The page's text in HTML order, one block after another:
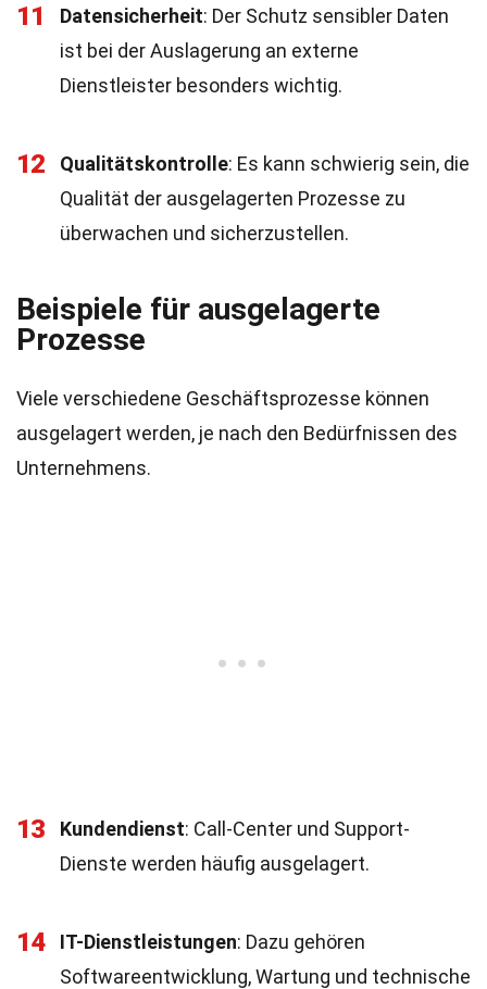
11 Datensicherheit: Der Schutz sensibler Daten
ist bei der Auslagerung an externe
Dienstleister besonders wichtig.
12 Qualitätskontrolle: Es kann schwierig sein, die
Qualität der ausgelagerten Prozesse zu
überwachen und sicherzustellen.
Beispiele für ausgelagerte
Prozesse
Viele verschiedene Geschäftsprozesse können
ausgelagert werden, je nach den Bedürfnissen des
Unternehmens.
13 Kundendienst: Call-Center und Support-
Dienste werden häufig ausgelagert.
14 IT-Dienstleistungen: Dazu gehören
Softwareentwicklung, Wartung und technische